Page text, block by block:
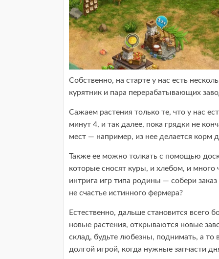
Собственно, на старте у нас есть
курятник и пара перерабатывающих
Сажаем растения только те, что у нас
минут 4, и так далее, пока грядки не
мест — например, из нее делается корм
Также ее можно толкать с помощью
которые сносят куры, и хлебом, и много
интрига игр типа родины — собери
не счастье истинного фермера?
Естественно, дальше становится всего
новые растения, открываются новые
склад, будьте любезны, поднимать, а
долгой игрой, когда нужные запчасти